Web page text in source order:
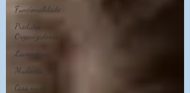
Funcionalidade
Produtos
Organizadores
Lavanderia
Mudança
Casa nova